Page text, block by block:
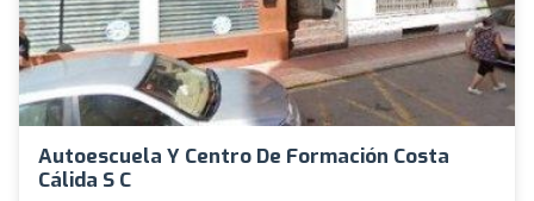
Autoescuela Y Centro De Formación Costa
Cálida S C